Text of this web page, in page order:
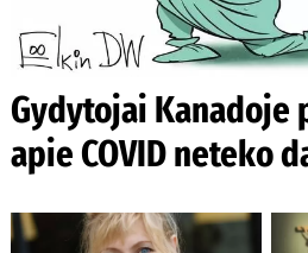
Gydytojai Kanadoje
apie COVID neteko